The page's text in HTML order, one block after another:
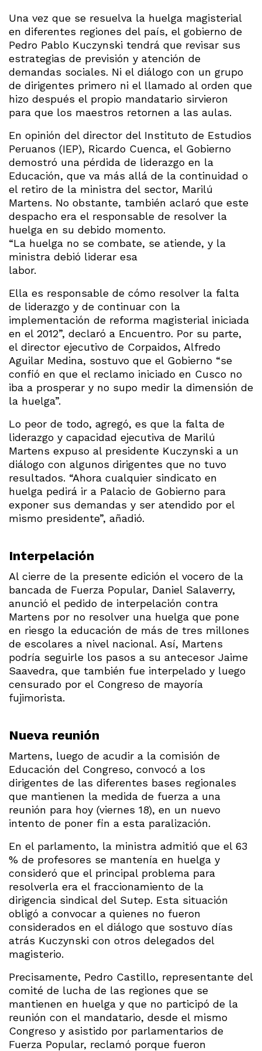
Una vez que se resuelva la huelga magisterial
en diferentes regiones del país, el gobierno de
Pedro Pablo Kuczynski tendrá que revisar sus
estrategias de previsión y atención de
demandas sociales. Ni el diálogo con un grupo
de dirigentes primero ni el llamado al orden que
hizo después el propio mandatario sirvieron
para que los maestros retornen a las aulas.
En opinión del director del Instituto de Estudios
Peruanos (IEP), Ricardo Cuenca, el Gobierno
demostró una pérdida de liderazgo en la
Educación, que va más allá de la continuidad o
el retiro de la ministra del sector, Marilú
Martens. No obstante, también aclaró que este
despacho era el responsable de resolver la
huelga en su debido momento.
“La huelga no se combate, se atiende, y la
ministra debió liderar esa
labor.
Ella es responsable de cómo resolver la falta
de liderazgo y de continuar con la
implementación de reforma magisterial iniciada
en el 2012”, declaró a Encuentro. Por su parte,
el director ejecutivo de Corpaidos, Alfredo
Aguilar Medina, sostuvo que el Gobierno “se
confió en que el reclamo iniciado en Cusco no
iba a prosperar y no supo medir la dimensión de
la huelga”.
Lo peor de todo, agregó, es que la falta de
liderazgo y capacidad ejecutiva de Marilú
Martens expuso al presidente Kuczynski a un
diálogo con algunos dirigentes que no tuvo
resultados. “Ahora cualquier sindicato en
huelga pedirá ir a Palacio de Gobierno para
exponer sus demandas y ser atendido por el
mismo presidente”, añadió.
Interpelación
Al cierre de la presente edición el vocero de la
bancada de Fuerza Popular, Daniel Salaverry,
anunció el pedido de interpelación contra
Martens por no resolver una huelga que pone
en riesgo la educación de más de tres millones
de escolares a nivel nacional. Así, Martens
podría seguirle los pasos a su antecesor Jaime
Saavedra, que también fue interpelado y luego
censurado por el Congreso de mayoría
fujimorista.
Nueva reunión
Martens, luego de acudir a la comisión de
Educación del Congreso, convocó a los
dirigentes de las diferentes bases regionales
que mantienen la medida de fuerza a una
reunión para hoy (viernes 18), en un nuevo
intento de poner fin a esta paralización.
En el parlamento, la ministra admitió que el 63
% de profesores se mantenía en huelga y
consideró que el principal problema para
resolverla era el fraccionamiento de la
dirigencia sindical del Sutep. Esta situación
obligó a convocar a quienes no fueron
considerados en el diálogo que sostuvo días
atrás Kuczynski con otros delegados del
magisterio.
Precisamente, Pedro Castillo, representante del
comité de lucha de las regiones que se
mantienen en huelga y que no participó de la
reunión con el mandatario, desde el mismo
Congreso y asistido por parlamentarios de
Fuerza Popular, reclamó porque fueron